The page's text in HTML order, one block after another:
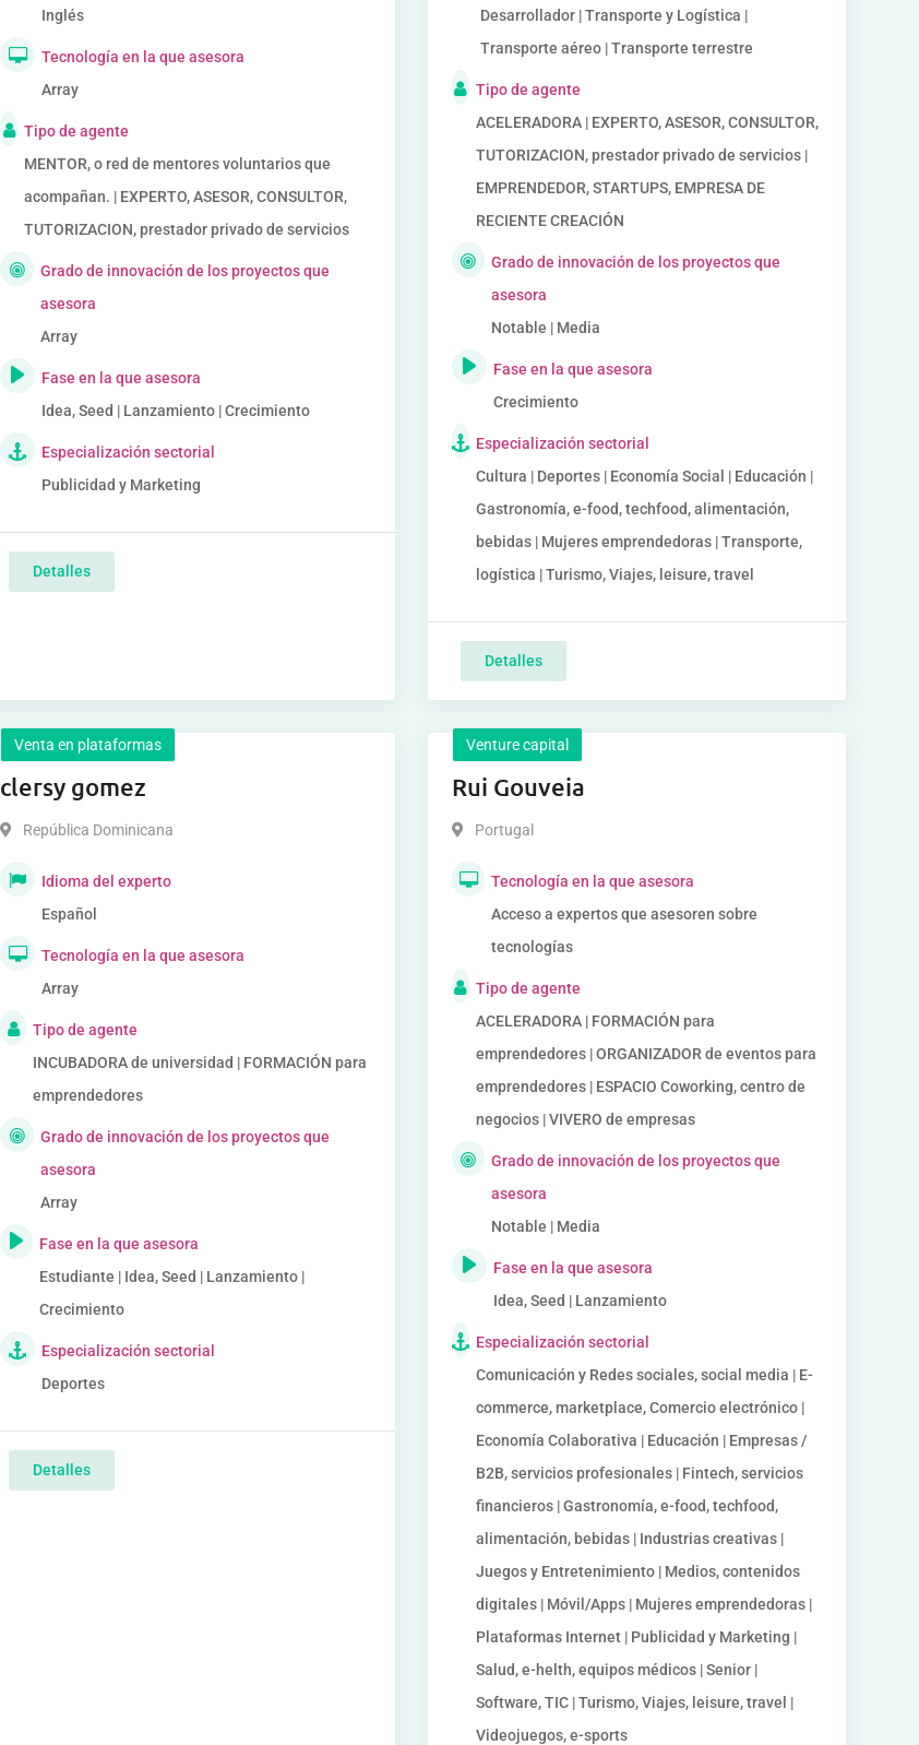
Inglés
Tecnología en la que asesora
Array
Tipo de agente
MENTOR, o red de mentores voluntarios que
acompañan. | EXPERTO, ASESOR, CONSULTOR,
TUTORIZACION, prestador privado de servicios
Grado de innovación de los proyectos que
asesora
Array
Fase en la que asesora
Idea, Seed | Lanzamiento | Crecimiento
Especialización sectorial
Publicidad y Marketing
Detalles
Desarrollador | Transporte y Logística |
Transporte aéreo | Transporte terrestre
Tipo de agente
ACELERADORA | EXPERTO, ASESOR, CONSULTOR,
TUTORIZACION, prestador privado de servicios |
EMPRENDEDOR, STARTUPS, EMPRESA DE
RECIENTE CREACIÓN
Grado de innovación de los proyectos que
asesora
Notable | Media
Fase en la que asesora
Crecimiento
Especialización sectorial
Cultura | Deportes | Economía Social | Educación |
Gastronomía, e-food, techfood, alimentación,
bebidas | Mujeres emprendedoras | Transporte,
logística | Turismo, Viajes, leisure, travel
Detalles
Venta en plataformas
clersy gomez
República Dominicana
Idioma del experto
Español
Tecnología en la que asesora
Array
Tipo de agente
INCUBADORA de universidad | FORMACIÓN para
emprendedores
Grado de innovación de los proyectos que
asesora
Array
Fase en la que asesora
Estudiante | Idea, Seed | Lanzamiento |
Crecimiento
Especialización sectorial
Deportes
Detalles
Venture capital
Rui Gouveia
Portugal
Tecnología en la que asesora
Acceso a expertos que asesoren sobre
tecnologías
Tipo de agente
ACELERADORA | FORMACIÓN para
emprendedores | ORGANIZADOR de eventos para
emprendedores | ESPACIO Coworking, centro de
negocios | VIVERO de empresas
Grado de innovación de los proyectos que
asesora
Notable | Media
Fase en la que asesora
Idea, Seed | Lanzamiento
Especialización sectorial
Comunicación y Redes sociales, social media | E-
commerce, marketplace, Comercio electrónico |
Economía Colaborativa | Educación | Empresas /
B2B, servicios profesionales | Fintech, servicios
financieros | Gastronomía, e-food, techfood,
alimentación, bebidas | Industrias creativas |
Juegos y Entretenimiento | Medios, contenidos
digitales | Móvil/Apps | Mujeres emprendedoras |
Plataformas Internet | Publicidad y Marketing |
Salud, e-helth, equipos médicos | Senior |
Software, TIC | Turismo, Viajes, leisure, travel |
Videojuegos, e-sports